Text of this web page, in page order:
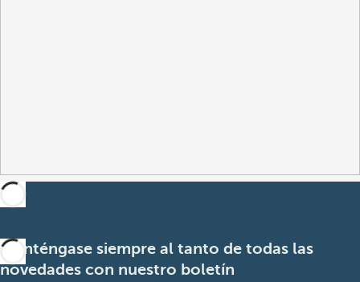
Manténgase siempre al tanto de todas las
novedades con nuestro boletín